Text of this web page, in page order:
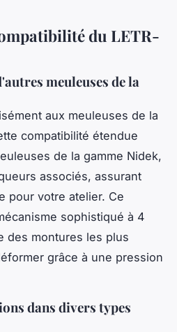
du LETR-
meuleuses de la
aux meuleuses de la
compatibilité étendue
de la gamme Nidek,
associés, assurant
pour votre atelier. Ce
sophistiqué à 4
des montures les plus
grâce à une pression
dans divers types